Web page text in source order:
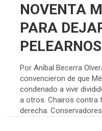
NOVENTA
PARA
PELEARNOS
Por Aníbal Becerra
convencieron de que
condenado a vivir
a otros. Chairos contra
derecha.